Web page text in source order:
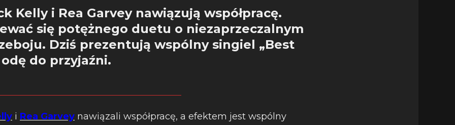
Kelly i Rea Garvey nawiązują współpracę.
się potężnego duetu o niezaprzeczalnym
Dziś prezentują wspólny singiel „Best
do przyjaźni.
i Rea Garvey nawiązali współpracę, a efektem jest wspólny